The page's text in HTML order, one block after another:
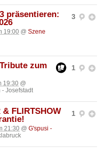
3
präsentieren:
19:00 @ Szene
1
zum
19:30 @
- Josefstadt
1
& FLIRTSHOW
21:30 @ G'spusi -